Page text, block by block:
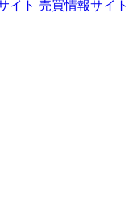
イト 売買情報サイト